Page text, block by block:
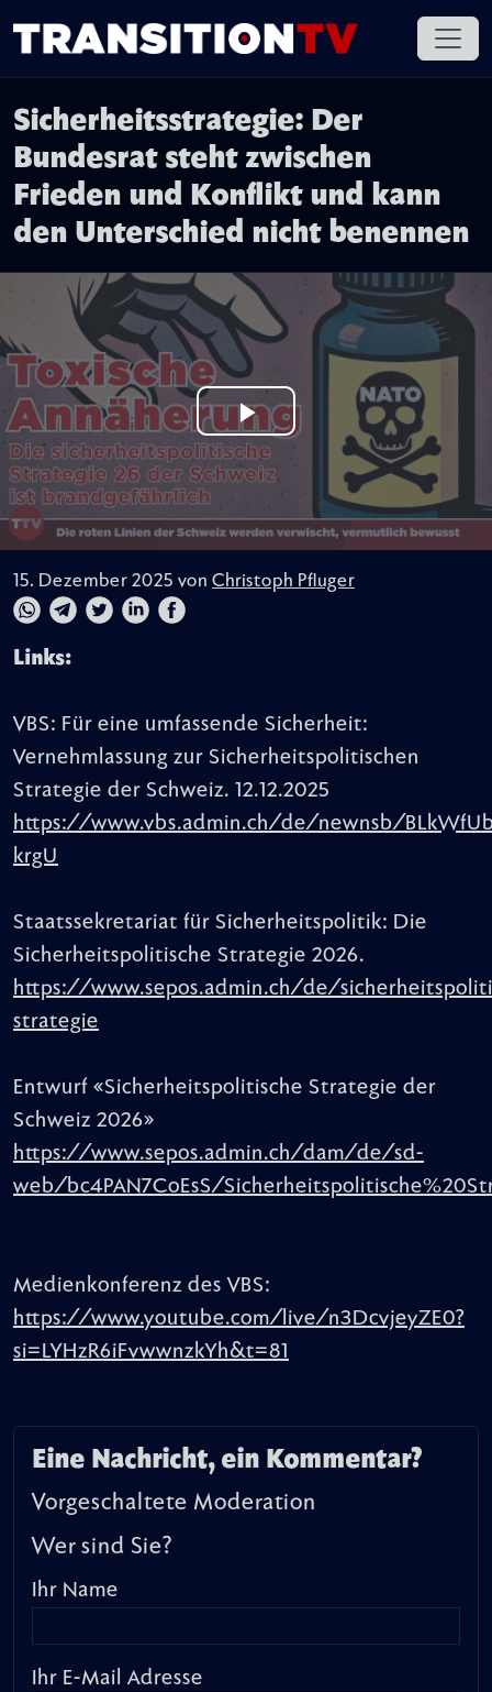
Sicherheitsstrategie: Der
Bundesrat steht zwischen
Frieden und Konflikt und kann
den Unterschied nicht benennen
15. Dezember 2025 von Christoph Pfluger
Links:
VBS: Für eine umfassende Sicherheit:
Vernehmlassung zur Sicherheitspolitischen
Strategie der Schweiz. 12.12.2025
https://www.vbs.admin.ch/de/newnsb/
krgU
Staatssekretariat für Sicherheitspolitik: Die
Sicherheitspolitische Strategie 2026.
https://www.sepos.admin.ch/de/
strategie
Entwurf «Sicherheitspolitische Strategie der
Schweiz 2026»
https://www.sepos.admin.ch/dam/de/sd-
web/bc4PAN7CoEsS/
Medienkonferenz des VBS:
https://www.youtube.com/live/n3DcvjeyZE0?
si=LYHzR6iFvwwnzkYh&t=81
Eine Nachricht, ein Kommentar?
Vorgeschaltete Moderation
Wer sind Sie?
Ihr Name
Ihr E-Mail Adresse